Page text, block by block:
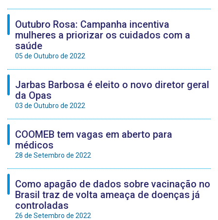
Outubro Rosa: Campanha incentiva
mulheres a priorizar os cuidados com a
saúde
05 de Outubro de 2022
Jarbas Barbosa é eleito o novo diretor geral
da Opas
03 de Outubro de 2022
COOMEB tem vagas em aberto para
médicos
28 de Setembro de 2022
Como apagão de dados sobre vacinação no
Brasil traz de volta ameaça de doenças já
controladas
26 de Setembro de 2022